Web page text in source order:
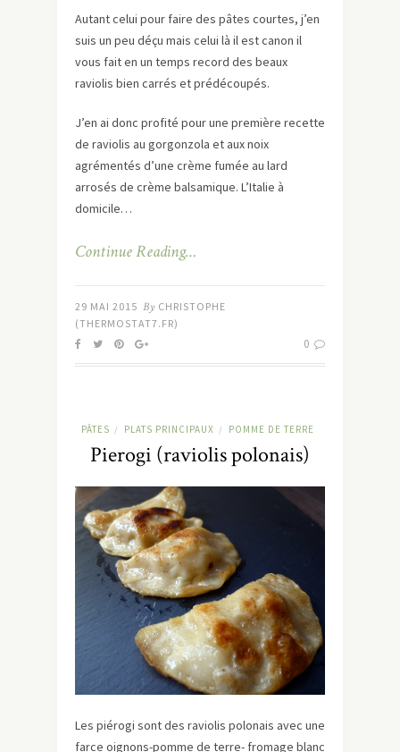
Autant celui pour faire des pâtes courtes, j’en
suis un peu déçu mais celui là il est canon il
vous fait en un temps record des beaux
raviolis bien carrés et prédécoupés.
J’en ai donc profité pour une première recette
de raviolis au gorgonzola et aux noix
agrémentés d’une crème fumée au lard
arrosés de crème balsamique. L’Italie à
domicile…
Continue Reading…
29 MAI 2015 By CHRISTOPHE
(THERMOSTAT7.FR)
0
PÂTES / PLATS PRINCIPAUX / POMME DE TERRE
Pierogi (raviolis polonais)
Les piérogi sont des raviolis polonais avec une
farce oignons-pomme de terre- fromage blanc